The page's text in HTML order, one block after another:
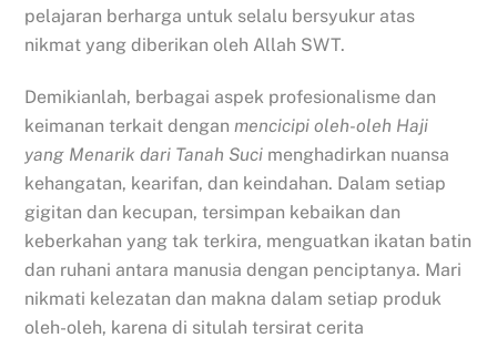
pelajaran berharga untuk selalu bersyukur atas
nikmat yang diberikan oleh Allah SWT.
Demikianlah, berbagai aspek profesionalisme dan
keimanan terkait denganmencicipi oleh-oleh Haji
yang Menarik dari Tanah Suci menghadirkan nuansa
kehangatan, kearifan, dan keindahan. Dalam setiap
gigitan dan kecupan, tersimpan kebaikan dan
keberkahan yang tak terkira, menguatkan ikatan batin
dan ruhani antara manusia dengan penciptanya. Mari
nikmati kelezatan dan makna dalam setiap produk
oleh-oleh, karena di situlah tersirat cerita